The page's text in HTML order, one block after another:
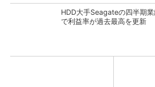
HDD大手Seagateの四半期
で利益率が過去最高を更新